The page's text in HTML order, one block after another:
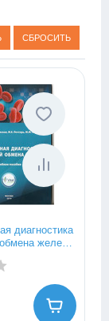
СБРОСИТЬ
диагностика
железа: